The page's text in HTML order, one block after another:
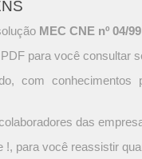
MEC CNE nº 04/
para você consultar
com conhecimentos
das
!, para você reassistir